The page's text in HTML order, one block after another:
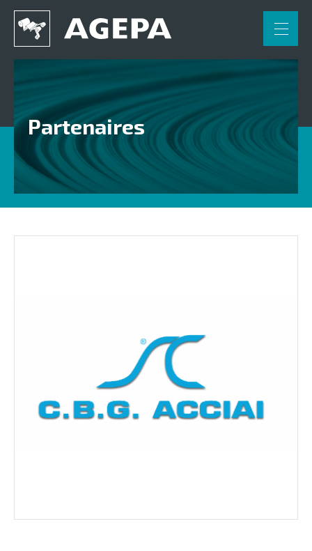
FR NL
Applications
Engineering
Partenaires